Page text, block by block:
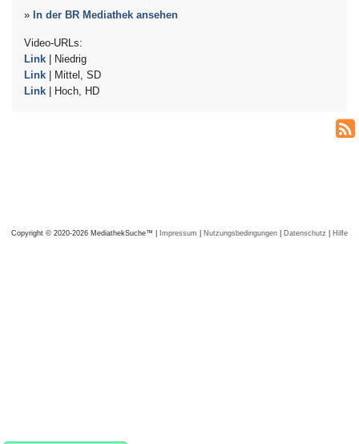
» In der BR Mediathek ansehen
Video-URLs:
Link | Niedrig
Link | Mittel, SD
Link | Hoch, HD
Copyright © 2020-2026 MediathekSuche™ | Impressum | Nutzungsbedingungen | Datenschutz | Hilfe